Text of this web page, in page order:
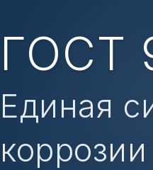
ГОСТ
Единая